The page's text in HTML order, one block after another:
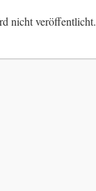
nicht veröffentlicht.